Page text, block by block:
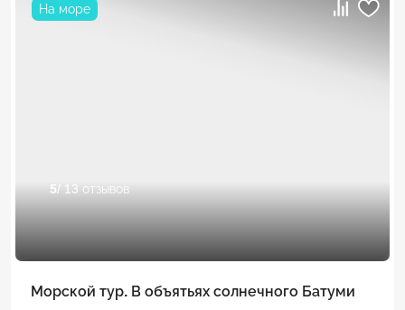
На море
5/ 13 отзывов
Морской тур. В объятьях солнечного Батуми